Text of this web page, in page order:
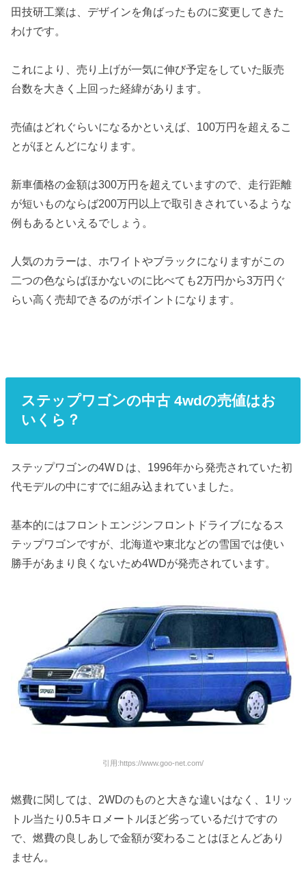
田技研工業は、デザインを角ばったものに変更してきた
わけです。
これにより、売り上げが一気に伸び予定をしていた販売
台数を大きく上回った経緯があります。
売値はどれぐらいになるかといえば、100万円を超えるこ
とがほとんどになります。
新車価格の金額は300万円を超えていますので、走行距離
が短いものならば200万円以上で取引きされているような
例もあるといえるでしょう。
人気のカラーは、ホワイトやブラックになりますがこの
二つの色ならばほかないのに比べても2万円から3万円ぐ
らい高く売却できるのがポイントになります。
ステップワゴンの中古 4wdの売値はお
いくら？
ステップワゴンの4WＤは、1996年から発売されていた初
代モデルの中にすでに組み込まれていました。
基本的にはフロントエンジンフロントドライブになるス
テップワゴンですが、北海道や東北などの雪国では使い
勝手があまり良くないため4WDが発売されています。
引用:https://www.goo-net.com/
燃費に関しては、2WDのものと大きな違いはなく、1リッ
トル当たり0.5キロメートルほど劣っているだけですの
で、燃費の良しあしで金額が変わることはほとんどあり
ません。